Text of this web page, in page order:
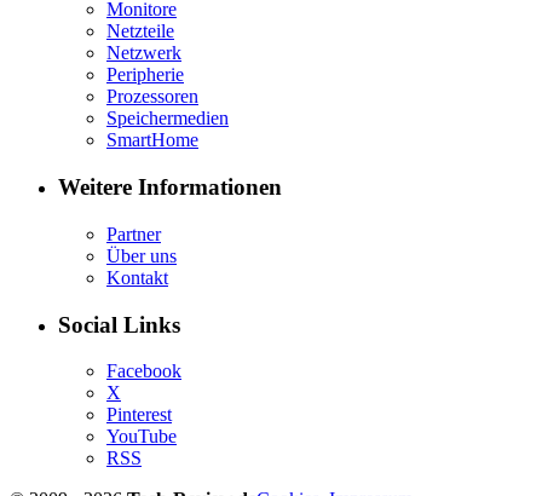
Monitore
Netzteile
Netzwerk
Peripherie
Prozessoren
Speichermedien
SmartHome
Weitere Informationen
Partner
Über uns
Kontakt
Social Links
Facebook
X
Pinterest
YouTube
RSS